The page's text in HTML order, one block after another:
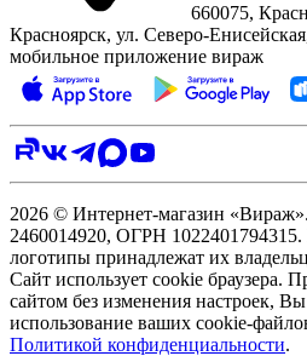
660075,
Красноярск, ул.
мобильное приложение вираж
2026 © Интернет-магазин
2460014920, ОГРН
логотипы принадлежат их
Сайт использует cookie браузера.
сайтом без изменения настроек, Вы
использование ваших cookie-
Политикой конфиденциальности.